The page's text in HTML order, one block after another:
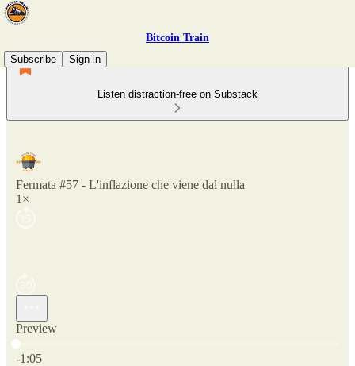
Bitcoin Train
Subscribe
Sign in
Listen distraction-free on Substack
Fermata #57 - L'inflazione che viene dal nulla
1×
Preview
Current time: 0:00 / Total time: -1:05
-1:05